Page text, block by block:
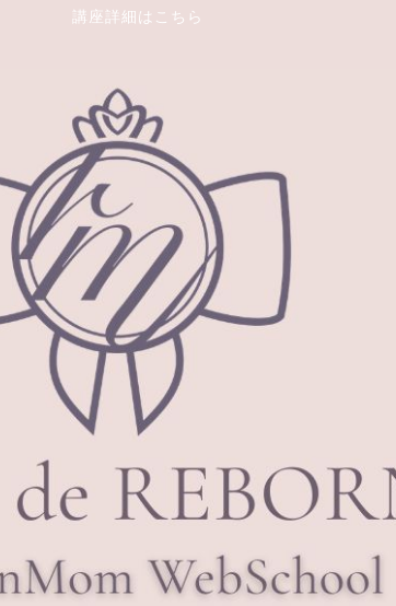
講座詳細はこちら